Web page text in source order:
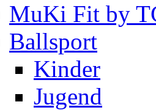
MuKi Fit by
Ballsport
Kinder
Jugend